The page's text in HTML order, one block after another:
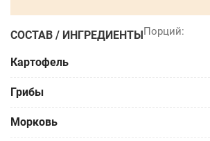
СОСТАВ / ИНГРЕДИЕНТЫ
Картофель
Грибы
Морковь